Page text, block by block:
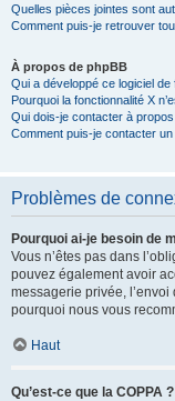
Quelles pièces jointes sont
Comment puis-je retrouver
À propos de phpBB
Qui a développé ce logiciel
Pourquoi la fonctionnalité X
Qui dois-je contacter à
Comment puis-je contacter
Problèmes de
Pourquoi ai-je besoin de
Vous n’êtes pas dans
pouvez également avoir
messagerie privée, l’envoi
pourquoi nous vous
Haut
Qu’est-ce que la COPPA ?